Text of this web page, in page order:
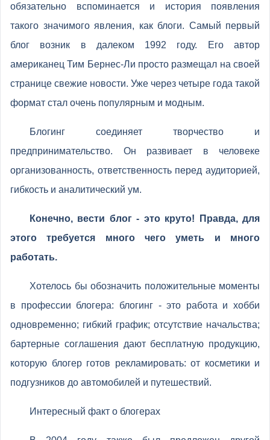
обязательно вспоминается и история появления
такого значимого явления, как блоги. Самый первый
блог возник в далеком 1992 году. Его автор
американец Тим Бернес-Ли просто размещал на своей
странице свежие новости. Уже через четыре года такой
формат стал очень популярным и модным.
Блогинг соединяет творчество и
предпринимательство. Он развивает в человеке
организованность, ответственность перед аудиторией,
гибкость и аналитический ум.
Конечно, вести блог - это круто! Правда, для
этого требуется много чего уметь и много
работать.
Хотелось бы обозначить положительные моменты
в профессии блогера: блогинг - это работа и хобби
одновременно; гибкий график; отсутствие начальства;
бартерные соглашения дают бесплатную продукцию,
которую блогер готов рекламировать: от косметики и
подгузников до автомобилей и путешествий.
Интересный факт о блогерах